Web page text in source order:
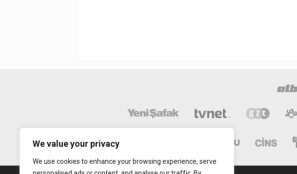
We value your privacy
We use cookies to enhance your browsing experience, serve